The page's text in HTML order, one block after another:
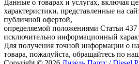
Данные о товарах и услугах, включая
характеристики, представленные на
публичной офертой,
определяемой положениями Статьи
исключительно информационный
Для получения точной информации о
товара, пожалуйста, обращайтесь по